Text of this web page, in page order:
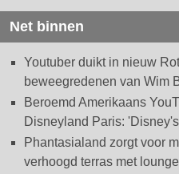
Net binnen
Youtuber duikt in nieuw
beweegredenen van Wim
Beroemd Amerikaans
Disneyland Paris:
Phantasialand zorgt voor
verhoogd terras met